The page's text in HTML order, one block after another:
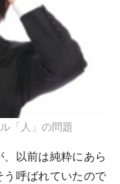
「人」の問題
、以前は純粋にあら
う呼ばれていたので